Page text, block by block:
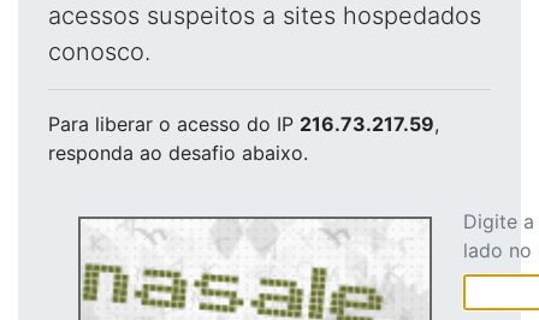
acessos suspeitos a sites hospedados
conosco.
Para liberar o acesso do IP 216.73.217.59,
responda ao desafio abaixo.
Digite
lado no